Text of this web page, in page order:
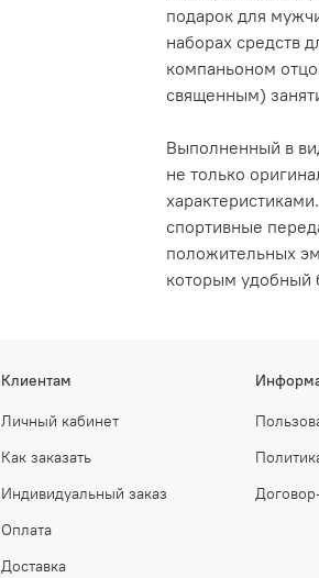
подарок для
наборах средств
компаньоном
священным)
Выполненный в
не только
спортивные
положительных
которым удобный
Клиентам
Личный кабинет
Как заказать
Индивидуальный заказ
Оплата
Доставка